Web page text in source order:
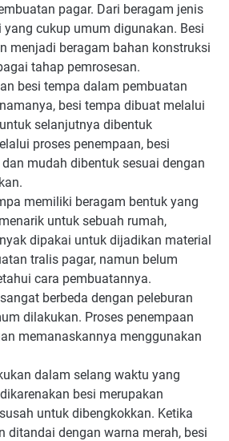
pagar. Dari beragam jenis
yang cukup umum digunakan. Besi
menjadi beragam bahan konstruksi
tahap pemrosesan.
besi tempa dalam pembuatan
besi tempa dibuat melalui
selanjutnya dibentuk
proses penempaan, besi
mudah dibentuk sesuai dengan
memiliki beragam bentuk yang
untuk sebuah rumah,
dipakai untuk dijadikan material
tralis pagar, namun belum
cara pembuatannya.
berbeda dengan peleburan
dilakukan. Proses penempaan
memanaskannya menggunakan
dalam selang waktu yang
besi merupakan
untuk dibengkokkan. Ketika
ditandai dengan warna merah, besi